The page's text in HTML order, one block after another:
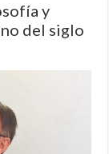
y
del siglo